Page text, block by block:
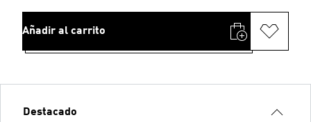
Añadir al carrito
Destacado